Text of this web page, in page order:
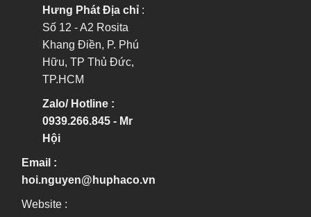
Hưng Phát Địa chỉ :
Số 12 - A2 Rosita
Khang Điền, P. Phú
Hữu, TP Thủ Đức,
TP.HCM
Zalo/ Hotline :
0939.266.845 - Mr
Hội
Email :
hoi.nguyen@huphaco.vn
Website :